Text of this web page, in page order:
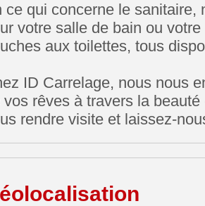
ce qui concerne le sanitaire,
votre salle de bain ou
aux toilettes, tous
ID Carrelage, nous nous
vos rêves à travers la
rendre visite et laissez-